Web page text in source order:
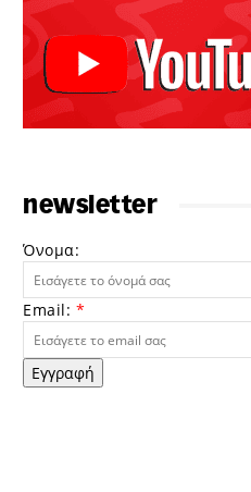
newsletter
Όνομα:
Email: *
Εγγραφή